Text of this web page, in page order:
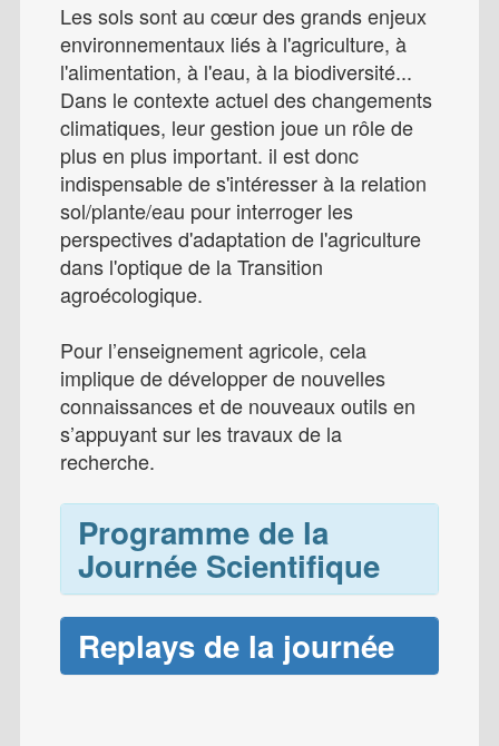
Les sols sont au cœur des grands enjeux
environnementaux liés à l'agriculture, à
l'alimentation, à l'eau, à la biodiversité...
Dans le contexte actuel des changements
climatiques, leur gestion joue un rôle de
plus en plus important. il est donc
indispensable de s'intéresser à la relation
sol/plante/eau pour interroger les
perspectives d'adaptation de l'agriculture
dans l'optique de la Transition
agroécologique.
Pour l’enseignement agricole, cela
implique de développer de nouvelles
connaissances et de nouveaux outils en
s’appuyant sur les travaux de la
recherche.
Programme de la
Journée Scientifique
Replays de la journée